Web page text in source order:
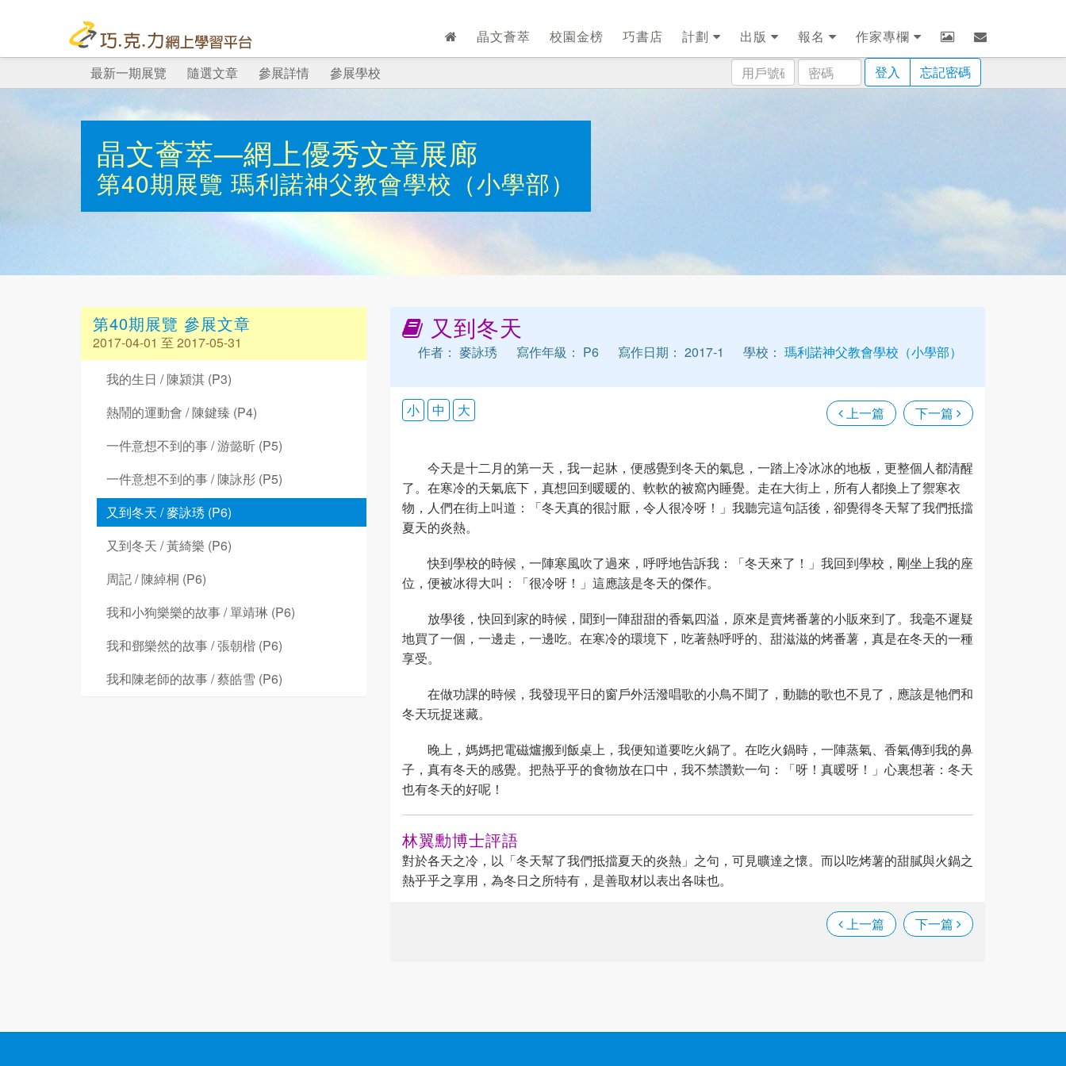
晶文薈萃 校園金榜 巧書店 計劃 出版 報名
作家專欄
用
戶
密
碼
登入 忘記密碼
最新一期展覽 隨選文章 參展詳情 參展學校
晶文薈萃—網上優秀文章展廊
第40期展覽 瑪利諾神父教會學校（小學部）
第40期展覽 參展文章
2017-04-01 至 2017-05-31
我的生日 / 陳潁淇 (P3)
熱鬧的運動會 / 陳鍵臻 (P4)
一件意想不到的事 / 游懿昕 (P5)
一件意想不到的事 / 陳詠彤 (P5)
又到冬天 / 麥詠琇 (P6)
又到冬天 / 黃綺樂 (P6)
周記 / 陳綽桐 (P6)
我和小狗樂樂的故事 / 單靖琳 (P6)
我和鄧樂然的故事 / 張朝楷 (P6)
我和陳老師的故事 / 蔡皓雪 (P6)
又到冬天
作者： 麥詠琇 寫作年級： P6 寫作日期： 2017-1 學校： 瑪利諾神父教會學校（小學部）
上一篇 下一篇
小 中 大
今天是十二月的第一天，我一起牀，便感覺到冬天的氣息，一踏上冷冰冰的地板，更整個人都清醒
了。在寒冷的天氣底下，真想回到暖暖的、軟軟的被窩內睡覺。走在大街上，所有人都換上了禦寒衣
物，人們在街上叫道：「冬天真的很討厭，令人很冷呀！」我聽完這句話後，卻覺得冬天幫了我們抵擋
夏天的炎熱。
快到學校的時候，一陣寒風吹了過來，呼呼地告訴我：「冬天來了！」我回到學校，剛坐上我的座
位，便被冰得大叫：「很冷呀！」這應該是冬天的傑作。
放學後，快回到家的時候，聞到一陣甜甜的香氣四溢，原來是賣烤番薯的小販來到了。我毫不遲疑
地買了一個，一邊走，一邊吃。在寒冷的環境下，吃著熱呼呼的、甜滋滋的烤番薯，真是在冬天的一種
享受。
在做功課的時候，我發現平日的窗戶外活潑唱歌的小鳥不聞了，動聽的歌也不見了，應該是牠們和
冬天玩捉迷藏。
晚上，媽媽把電磁爐搬到飯桌上，我便知道要吃火鍋了。在吃火鍋時，一陣蒸氣、香氣傳到我的鼻
子，真有冬天的感覺。把熱乎乎的食物放在口中，我不禁讚歎一句：「呀！真暖呀！」心裏想著：冬天
也有冬天的好呢！
林翼勳博士評語
對於各天之冷，以「冬天幫了我們抵擋夏天的炎熱」之句，可見曠達之懷。而以吃烤薯的甜膩與火鍋之
熱乎乎之享用，為冬日之所特有，是善取材以表出各味也。
上一篇 下一篇